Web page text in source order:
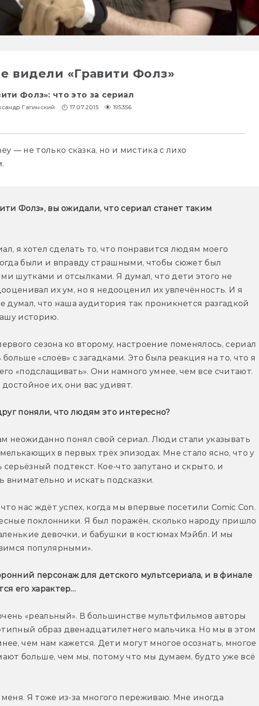
видели «Гравити Фолз»
Фолз»: что это за сериал
Гагинский 17.07.2015 195356
— не только сказка, но и мистика с лихо
Фолз», вы ожидали, что сериал станет таким
я хотел сделать то, что понравится людям моего
были и вправду страшными, чтобы сюжет был
шутками и отсылками. Я думал, что дети этого не
их ум, но я недооценил их увлечённость. И я
думал, что наша аудитория так проникнется разгадкой
историю.
сезона ко второму, настроение поменялось, сериал
«слоёв» с загадками. Это была реакция на то, что я
«подслащивать». Они намного умнее, чем все считают.
их, они вас удивят.
поняли, что людям это интересно?
неожиданно понял свой сериал. Люди стали указывать
в первых трёх эпизодах. Мне стало ясно, что у
подтекст. Кое-что запутано и скрыто, и
и искать подсказки.
нас ждёт успех, когда мы впервые посетили Сomic Con.
поклонники. Я был поражён, сколько народу пришло
девочки, и бабушки в костюмах Мэйбл. И мы
популярными».
персонаж для детского мультсериала, и в финале
его характер…
«реальный». В большинстве мультфильмов авторы
образ двенадцатилетнего мальчика. Но мы в этом
чем нам кажется. Дети могут многое осознать, многое
больше, чем мы, потому что мы думаем, будто уже всё
Я тоже из-за многого переживаю. Мне иногда